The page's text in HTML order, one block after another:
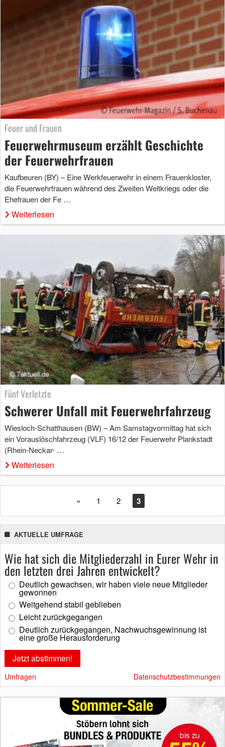
Feuer und Frauen
Feuerwehrmuseum erzählt Geschichte
der Feuerwehrfrauen
Kaufbeuren (BY) – Eine Werkfeuerwehr in einem Frauenkloster,
die Feuerwehrfrauen während des Zweiten Weltkriegs oder die
Ehefrauen der Fe …
Weiterlesen
Fünf Verletzte
Schwerer Unfall mit Feuerwehrfahrzeug
Wiesloch-Schatthausen (BW) – Am Samstagvormittag hat sich
ein Vorauslöschfahrzeug (VLF) 16/12 der Feuerwehr Plankstadt
(Rhein-Neckar- …
Weiterlesen
« 1 2 3
AKTUELLE UMFRAGE
Wie hat sich die Mitgliederzahl in Eurer Wehr in
den letzten drei Jahren entwickelt?
Deutlich gewachsen, wir haben viele neue Mitglieder
gewonnen
Weitgehend stabil geblieben
Leicht zurückgegangen
Deutlich zurückgegangen, Nachwuchsgewinnung ist
eine große Herausforderung
Umfragen Datenschutzbestimmungen